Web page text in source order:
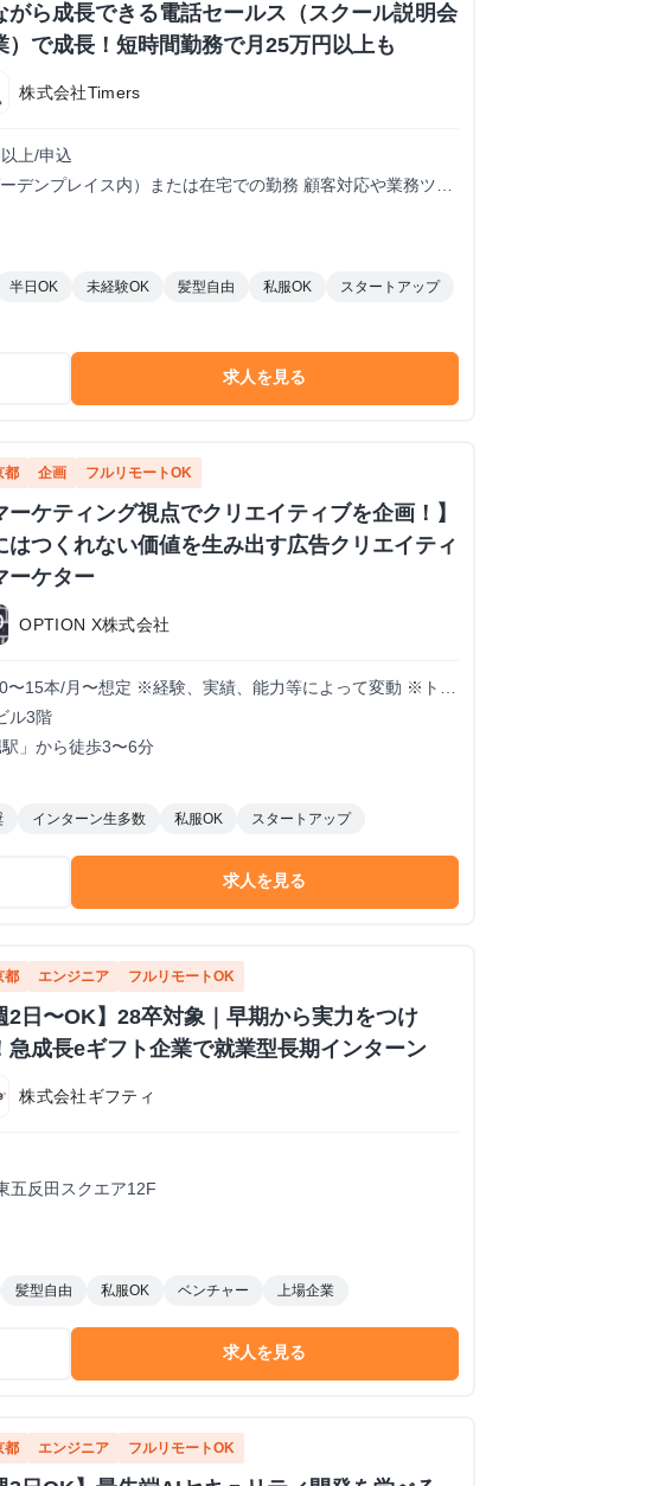
がら成長できる電話セールス（スクール説明会
）で成長！短時間勤務で月25万円以上も
株式会社Timers
上/申込
デンプレイス内）または在宅での勤務 顧客対応や業務ツー
ット環境が必須※海外在住・留学しながらのインターン参
半日OK 未経験OK 髪型自由 私服OK
スタートアップ
求人を見る
都 企画 フルリモートOK
ーケティング視点でクリエイティブを企画！】
はつくれない価値を生み出す広告クリエイティ
ーケター
OPTION X株式会社
15本/月〜想定 ※経験、実績、能力等によって変動 ※トラ
ル3階
」から徒歩3〜6分
インターン生多数 私服OK スタートアップ
求人を見る
都 エンジニア フルリモートOK
2日〜OK】28卒対象｜早期から実力をつけ
急成長eギフト企業で就業型長期インターン
株式会社ギフティ
五反田スクエア12F
髪型自由 私服OK ベンチャー 上場企業
求人を見る
都 エンジニア フルリモートOK